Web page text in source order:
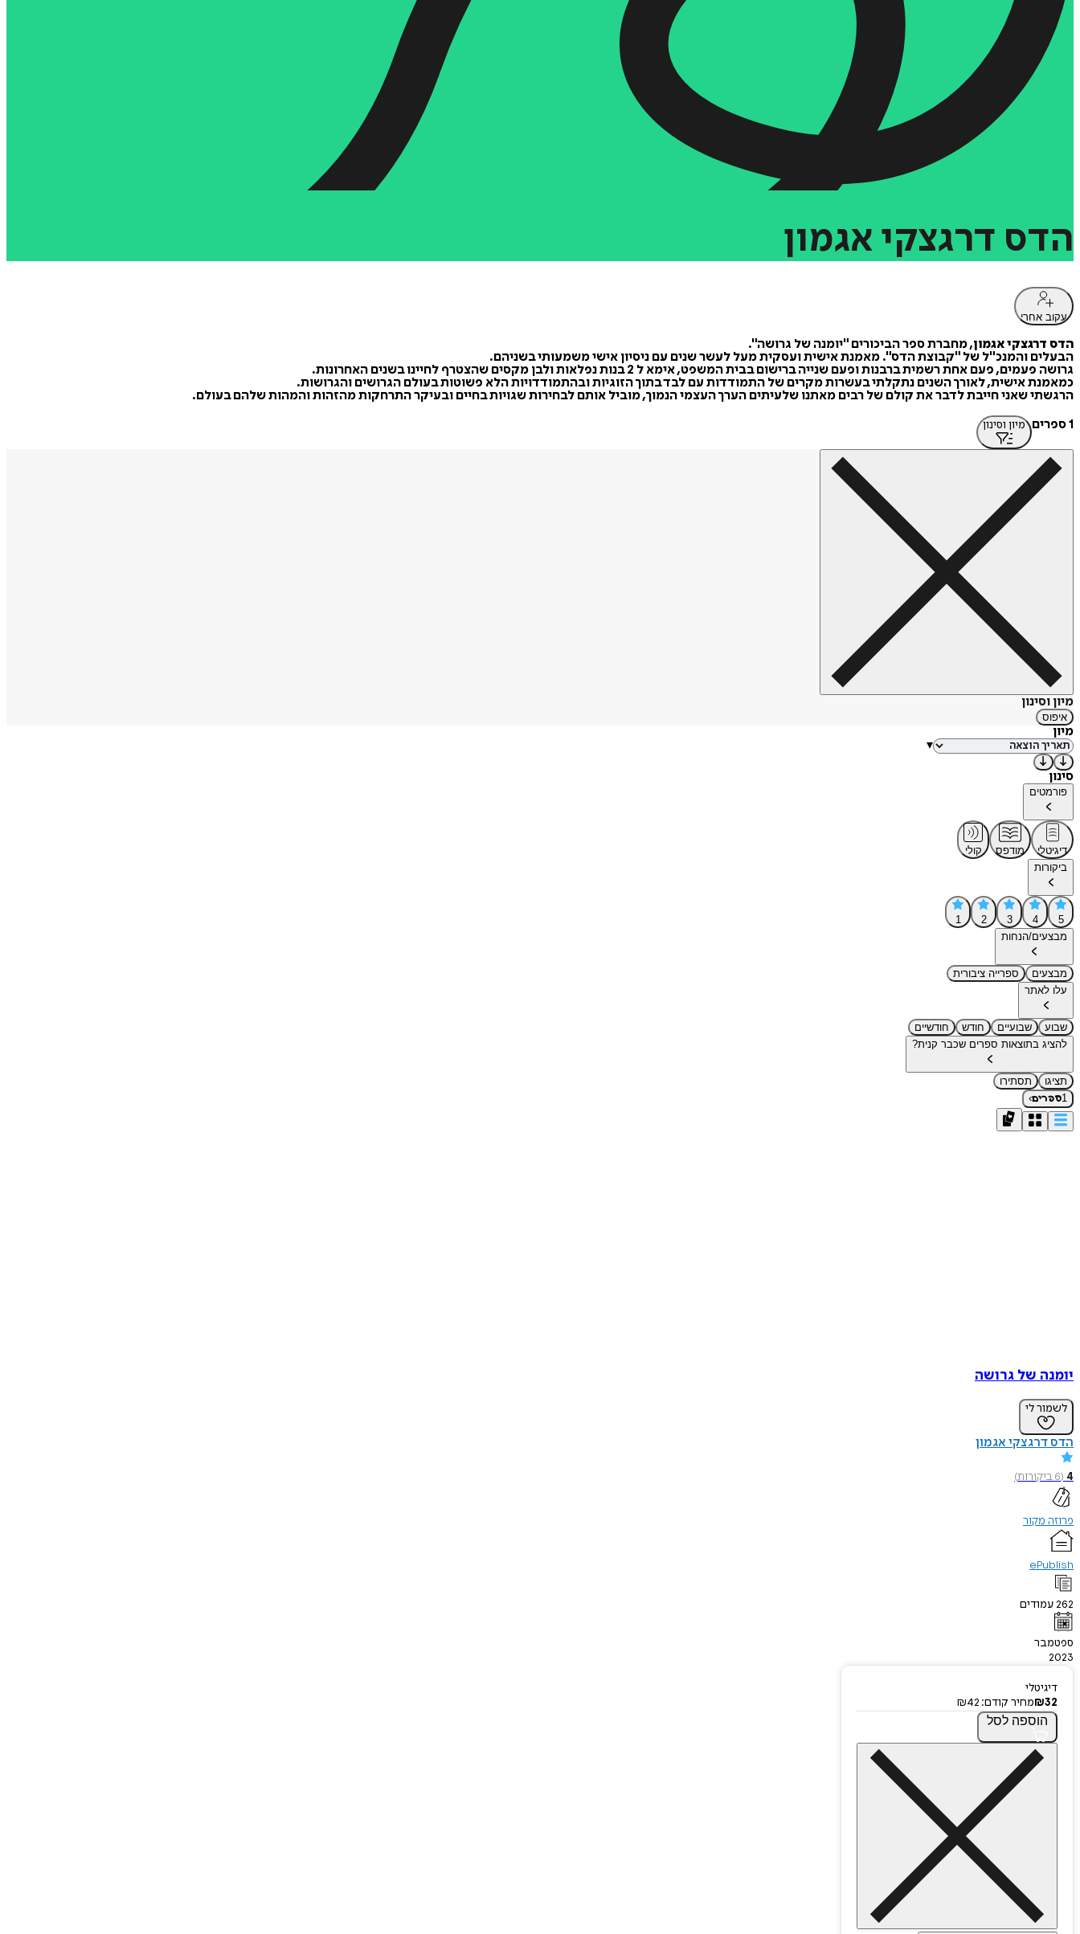
הדס דרגצקי אגמון
עקוב אחרי
הדס דרגצקי אגמון, מחברת ספר הביכורים "יומנה של גרושה".
הבעלים והמנכ"ל של "קבוצת הדס". מאמנת אישית ועסקית מעל לעשר שנים עם ניסיון אישי משמעותי בשניהם.
גרושה פעמים, פעם אחת רשמית ברבנות ופעם שנייה ברישום בבית המשפט, אימא ל 2 בנות נפלאות ולבן מקסים שהצטרף לחיינו בשנים האחרונות.
כמאמנת אישית, לאורך השנים נתקלתי בעשרות מקרים של התמודדות עם לבד בתוך הזוגיות ובהתמודדויות הלא פשוטות בעולם הגרושים והגרושות.
הרגשתי שאני חייבת לדבר את קולם של רבים מאתנו שלעיתים הערך העצמי הנמוך, מוביל אותם לבחירות שגויות בחיים ובעיקר התרחקות מהזהות והמהות שלהם בעולם.
1 ספרים
מיון וסינון
מיון וסינון
איפוס
מיון
▾
סינון
פורמטים
דיגיטלי מודפס
קולי
ביקורות
5
4
3
2
1
מבצעים/הנחות
מבצעים
ספרייה ציבורית
עלו לאתר
שבוע שבועיים חודש
חודשיים
להציג בתוצאות ספרים שכבר קנית?
תציגו
תסתירו
1ספרים›
יומנה של גרושה
לשמור לי
הדס דרגצקי אגמון
4
(
6ביקורות)
פרוזה מקור
ePublish
262עמודים
ספטמבר
2023
דיגיטלי
₪32 מחיר קודם: ₪42
הוספה לסל